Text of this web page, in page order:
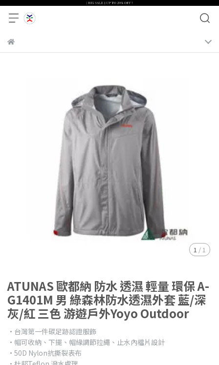
1 /1
ATUNAS 歐都納 防水 透濕 輕量 環保 A-
G1401M 男 綠森林防水透濕外套 藍/深
灰/紅 三色 游遊戶外Yoyo Outdoor
•台灣第一件碳足跡認證服飾
•帽可收納、下擺、帽緣調節拉繩、止水內檔片設計
•50D Nylon抗撕裂表布